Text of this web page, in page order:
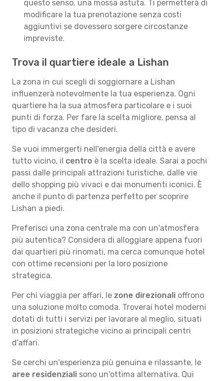
questo senso, una mossa astuta. Ti permetterà di
modificare la tua prenotazione senza costi
aggiuntivi se dovessero sorgere circostanze
impreviste.
Trova il quartiere ideale a Lishan
La zona in cui scegli di soggiornare a Lishan
influenzerà notevolmente la tua esperienza. Ogni
quartiere ha la sua atmosfera particolare e i suoi
punti di forza. Per fare la scelta migliore, pensa al
tipo di vacanza che desideri.
Se vuoi immergerti nell'energia della città e avere
tutto vicino, il centro è la scelta ideale. Sarai a pochi
passi dalle principali attrazioni turistiche, dalle vie
dello shopping più vivaci e dai monumenti iconici. È
anche il punto di partenza perfetto per scoprire
Lishan a piedi.
Preferisci una zona centrale ma con un'atmosfera
più autentica? Considera di alloggiare appena fuori
dai quartieri più rinomati, ma cerca comunque hotel
con ottime recensioni per la loro posizione
strategica.
Per chi viaggia per affari, le zone direzionali offrono
una soluzione molto comoda. Troverai hotel moderni
dotati di tutti i servizi per lavorare al meglio, situati
in posizioni strategiche vicino ai principali centri
d'affari.
Se cerchi un'esperienza più genuina e rilassante, le
aree residenziali sono un'ottima alternativa. Qui